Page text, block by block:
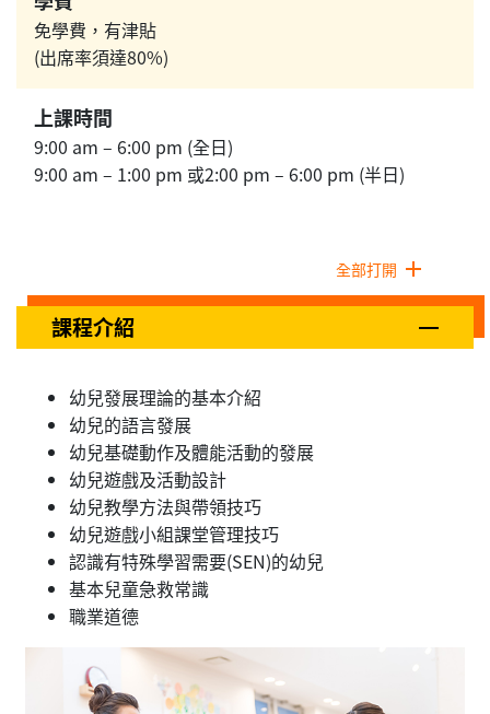
免學費，有津貼
(出席率須達80%)
上課時間
9:00 am – 6:00 pm (全日)
9:00 am – 1:00 pm 或2:00 pm – 6:00 pm (半日)
全部打開
課程介紹
幼兒發展理論的基本介紹
幼兒的語言發展
幼兒基礎動作及體能活動的發展
幼兒遊戲及活動設計
幼兒教學方法與帶領技巧
幼兒遊戲小組課堂管理技巧
認識有特殊學習需要(SEN)的幼兒
基本兒童急救常識
職業道德